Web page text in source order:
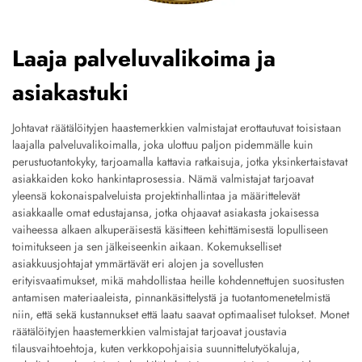
Laaja palveluvalikoima ja
asiakastuki
Johtavat räätälöityjen haastemerkkien valmistajat erottautuvat toisistaan
laajalla palveluvalikoimalla, joka ulottuu paljon pidemmälle kuin
perustuotantokyky, tarjoamalla kattavia ratkaisuja, jotka yksinkertaistavat
asiakkaiden koko hankintaprosessia. Nämä valmistajat tarjoavat
yleensä kokonaispalveluista projektinhallintaa ja määrittelevät
asiakkaalle omat edustajansa, jotka ohjaavat asiakasta jokaisessa
vaiheessa alkaen alkuperäisestä käsitteen kehittämisestä lopulliseen
toimitukseen ja sen jälkeiseenkin aikaan. Kokemukselliset
asiakkuusjohtajat ymmärtävät eri alojen ja sovellusten
erityisvaatimukset, mikä mahdollistaa heille kohdennettujen suositusten
antamisen materiaaleista, pinnankäsittelystä ja tuotantomenetelmistä
niin, että sekä kustannukset että laatu saavat optimaaliset tulokset. Monet
räätälöityjen haastemerkkien valmistajat tarjoavat joustavia
tilausvaihtoehtoja, kuten verkkopohjaisia suunnittelutyökaluja,